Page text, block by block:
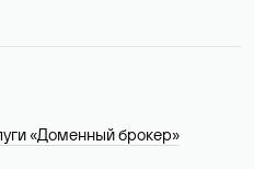
«Доменный брокер»